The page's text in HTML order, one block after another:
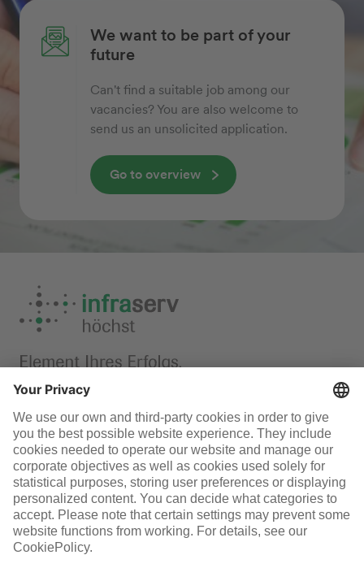
We want to be part of your
future
Can't find a suitable job among our
vacancies? You are also welcome to
send us an unsolicited application.
Go to overview
Careers
Infraserv Höchst
Careers